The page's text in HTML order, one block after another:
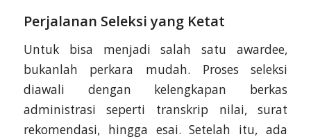
Perjalanan Seleksi yang Ketat
Untuk bisa menjadi salah satu awardee,
bukanlah perkara mudah. Proses seleksi
diawali dengan kelengkapan berkas
administrasi seperti transkrip nilai, surat
rekomendasi, hingga esai. Setelah itu, ada